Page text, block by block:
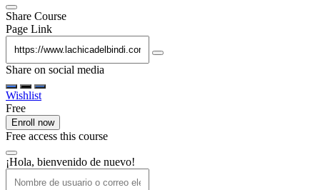
Share Course
Page Link
Share on social media
Wishlist
Free
Enroll now
Free access this course
¡Hola, bienvenido de nuevo!